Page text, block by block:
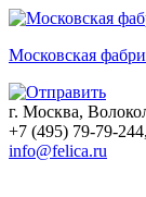
Московская
г. Москва,
+7 (495) 79-79-
info@felica.ru